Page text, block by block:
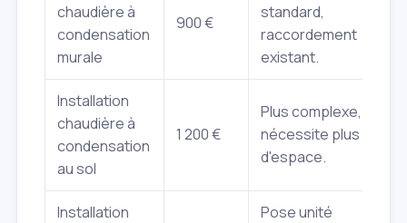
chaudière à
condensation
murale
900 €
standard,
raccordement
existant.
Installation
chaudière à
condensation
au sol
1 200 €
Plus complexe,
nécessite plus
d'espace.
Installation
Pose unité